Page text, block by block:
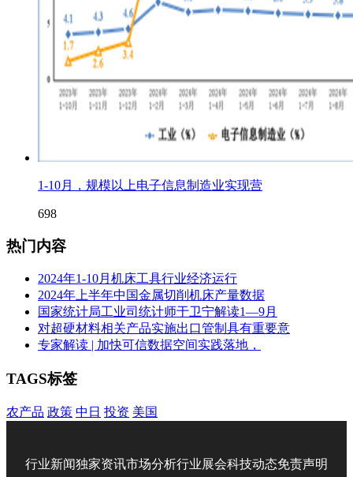
1-10月，规模以上电子信息制造业实现营
698
热门内容
2024年1-10月机床工具行业经济运行
2024年上半年中国金属切削机床产量数据
国家统计局工业司统计师于卫宁解读1—9月
对超硬材料相关产品实施出口管制具有重要意
专家解读 | 加快可信数据空间实践落地，
TAGS标签
农产品 政策 中日 投资 美国
行业新闻独家资讯市场分析行业展会科技动态免责声明